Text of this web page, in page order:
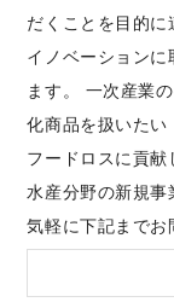
だくことを目的に
イノベーションに
ます。 一次産業
化商品を扱いた
フードロスに貢
水産分野の新規
気軽に下記までお